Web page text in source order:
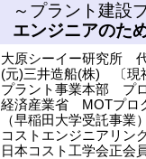
～プラント建設
エンジニアのた
大原シーイー研究所
(元)三井造船(株) 〔現
プラント事業本部 プ
経済産業省 MOTプロ
（早稲田大学受託事業
コストエンジニアリン
日本コスト工学会正会